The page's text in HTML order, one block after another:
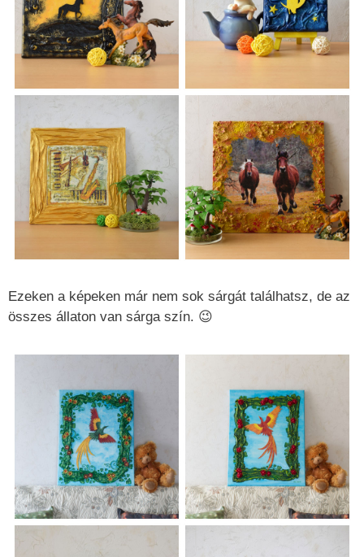
Ezeken a képeken már nem sok sárgát találhatsz, de az
összes állaton van sárga szín. 😉